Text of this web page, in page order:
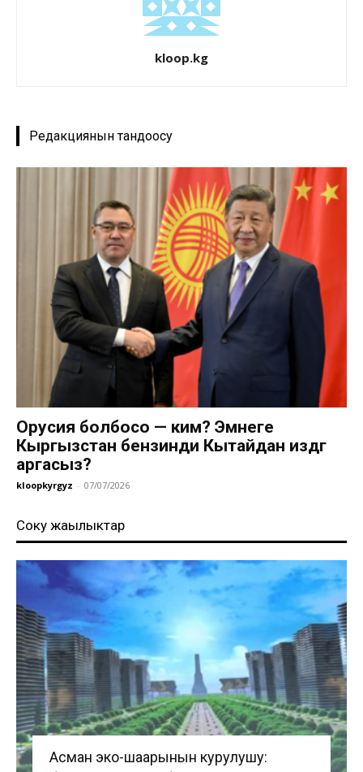
kloop.kg
Редакциянын тандоосу
Орусия болбосо — ким? Эмнеге
Кыргызстан бензинди Кытайдан издөөгө
аргасыз?
kloopkyrgyz - 07/07/2026
Соңку жаңылыктар
Асман эко-шаарынын курулушу: